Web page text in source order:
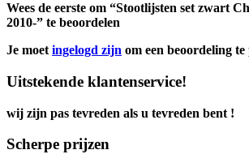
Wees de eerste om “Stootlijsten set zwart
2010-” te beoordelen
Je moet ingelogd zijn om een beoordeling te
Uitstekende klantenservice!
wij zijn pas tevreden als u tevreden bent !
Scherpe prijzen